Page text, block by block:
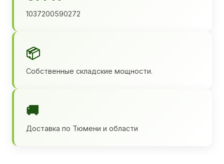
1037200590272
📦
Собственные складские мощности.
🚚
Доставка по Тюмени и области